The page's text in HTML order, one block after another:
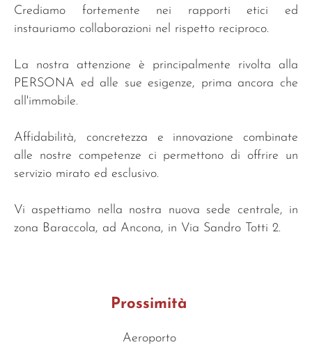
Crediamo fortemente nei rapporti etici ed
instauriamo collaborazioni nel rispetto reciproco.
La nostra attenzione è principalmente rivolta alla
PERSONA ed alle sue esigenze, prima ancora che
all'immobile.
Affidabilità, concretezza e innovazione combinate
alle nostre competenze ci permettono di offrire un
servizio mirato ed esclusivo.
Vi aspettiamo nella nostra nuova sede centrale, in
zona Baraccola, ad Ancona, in Via Sandro Totti 2.
Prossimità
Aeroporto